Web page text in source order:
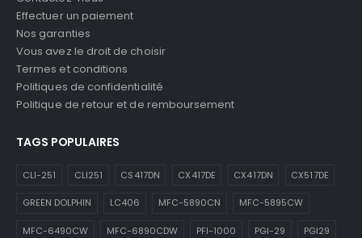
Effectuer un paiement
Nos garanties
Vous avez le droit de choisir
Termes et conditions
Politiques de confidentialité
Politique de retour et de remboursement
TAGS POPULAIRES
CLI-251 CLI251 CS417DN CX417DE CX417DN CX517DE
GREEN DOLPHIN LC406 MFC-5890CN MFC-5895CW
MFC-6490CW MFC-6890CDW PFI-1000 PGI-29 PGI29